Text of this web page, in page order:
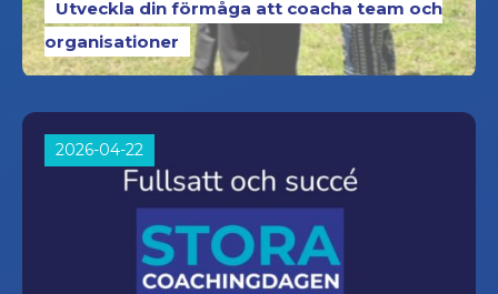
Utveckla din förmåga att coacha team och
organisationer
2026-04-22